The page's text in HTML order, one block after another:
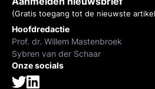
(Gratis toegang tot de nieuwste
Hoofdredactie
Prof. dr. Willem Mastenbroek
Sybren van der Schaar
Onze socials